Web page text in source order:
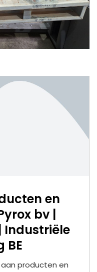
en
bv |
Industriële
BE
producten en